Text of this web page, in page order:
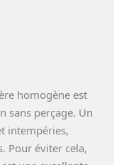
homogène est
sans perçage. Un
intempéries,
Pour éviter cela,